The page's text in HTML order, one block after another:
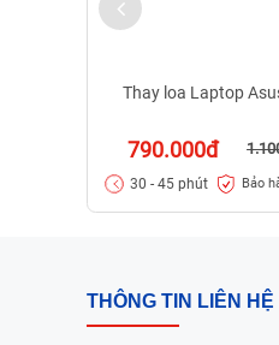
Thay loa Laptop
790.000đ
30 - 45 phút Bảo
THÔNG TIN LIÊN HỆ